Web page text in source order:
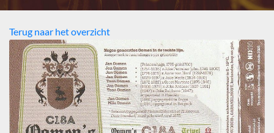
Terug naar het overzicht